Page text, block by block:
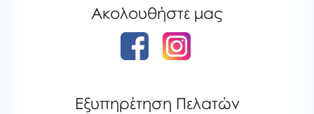
Ακολουθήστε μας
Εξυπηρέτηση Πελατών